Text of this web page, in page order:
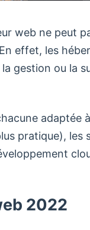
web ne peut
effet, les
gestion ou la
adaptée
pratique), les
2022